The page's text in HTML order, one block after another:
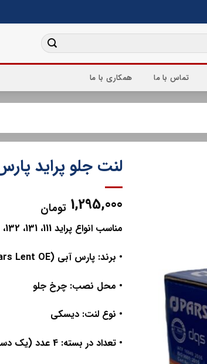
تماس با ما همکاری با ما
لنت جلو پراید
1,295,000 تومان
مناسب انواع پراید 111، 131، 132، 141، 151، صبا، نسیم و رنو PK
• برند: پارس آبی (Pars Lent OE)
• محل نصب: چرخ جلو
• نوع لنت: دیسکی
• تعداد در بسته: 4 عدد (یک دست کامل)